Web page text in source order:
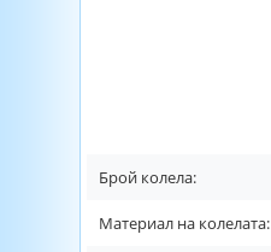
Брой колела:
Материал на колелата: